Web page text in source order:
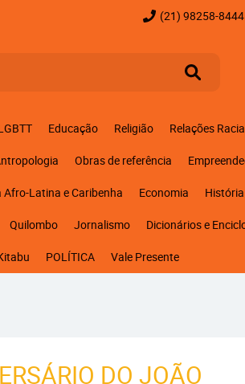
(21) 98258-8444
Educação Religião Relações
Obras de referência
Latina e Caribenha Economia
Quilombo Jornalismo Dicionários e
POLÍTICA Vale Presente
DO JOÃO